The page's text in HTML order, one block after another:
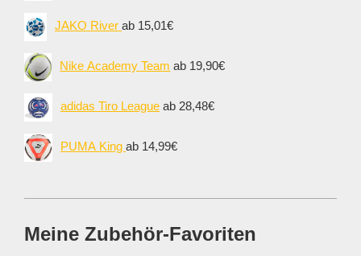
JAKO River ab 15,01€
Nike Academy Team ab 19,90€
adidas Tiro League ab 28,48€
PUMA King ab 14,99€
Meine Zubehör-Favoriten